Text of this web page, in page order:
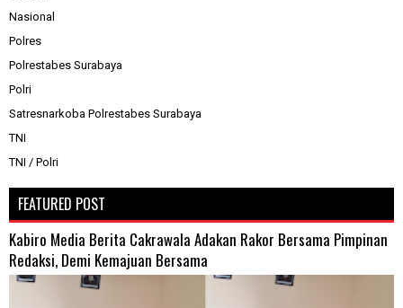
Nasional
Polres
Polrestabes Surabaya
Polri
Satresnarkoba Polrestabes Surabaya
TNI
TNI / Polri
FEATURED POST
Kabiro Media Berita Cakrawala Adakan Rakor Bersama Pimpinan
Redaksi, Demi Kemajuan Bersama